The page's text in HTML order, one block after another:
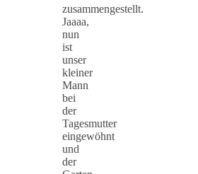
zusammengestellt.
Jaaaa,
nun
ist
unser
kleiner
Mann
bei
der
Tagesmutter
eingewöhnt
und
der